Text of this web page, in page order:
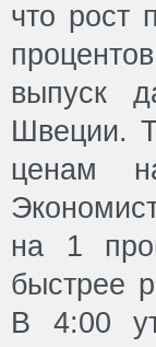
что рост
выпуск
Швеции.
ценам
на 1
быстрее
В 4:00